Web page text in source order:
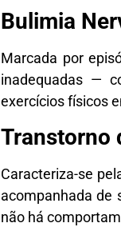
Bulimia
Marcada por
inadequadas —
exercícios físicos
Transtorno
Caracteriza-se
acompanhada de
não há